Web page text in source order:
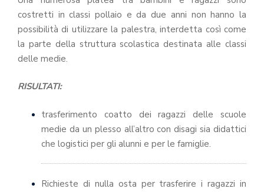
costretti in classi pollaio e da due anni non hanno la
possibilità di utilizzare la palestra, interdetta così come
la parte della struttura scolastica destinata alle classi
delle medie.
RISULTATI:
trasferimento coatto dei ragazzi delle scuole
medie da un plesso all’altro con disagi sia didattici
che logistici per gli alunni e per le famiglie.
Richieste di nulla osta per trasferire i ragazzi in